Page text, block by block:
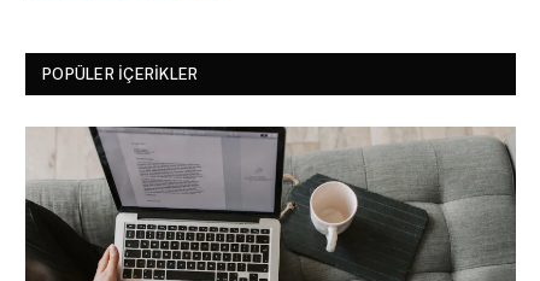
POPÜLER İÇERIKLER